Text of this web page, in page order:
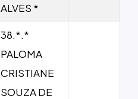
ALVES *
38.*.*
PALOMA
CRISTIANE
SOUZA DE